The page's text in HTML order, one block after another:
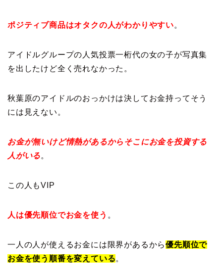
ポジティブ商品はオタクの人がわかりやすい。
アイドルグループの人気投票一桁代の女の子が写真集
を出したけど全く売れなかった。
秋葉原のアイドルのおっかけは決してお金持ってそう
には見えない。
お金が無いけど情熱があるからそこにお金を投資する
人がいる。
この人もVIP
人は優先順位でお金を使う 。
一人の人が使えるお金には限界があるから優先順位で
お金を使う順番を変えている。